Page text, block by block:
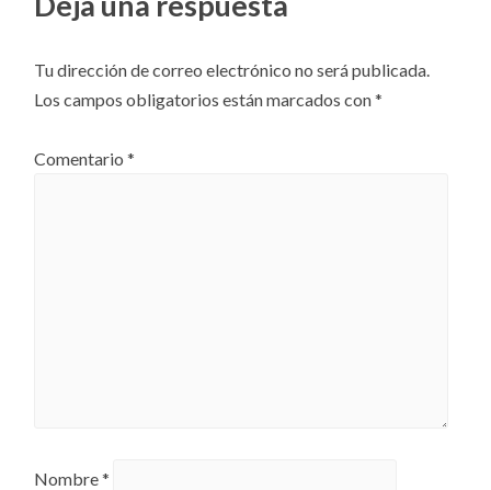
artículos
Tu dirección de correo electrónico no será publicada.
Los campos obligatorios están marcados con*
Comentario*
Nombre*